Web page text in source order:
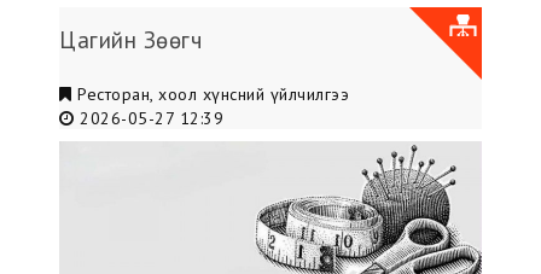
Цагийн Зөөгч
Ресторан, хоол хүнсний үйлчилгээ
2026-05-27 12:39